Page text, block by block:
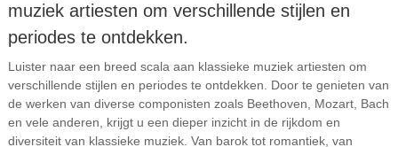
muziek artiesten om verschillende stijlen en
periodes te ontdekken.
Luister naar een breed scala aan klassieke muziek artiesten om
verschillende stijlen en periodes te ontdekken. Door te genieten van
de werken van diverse componisten zoals Beethoven, Mozart, Bach
en vele anderen, krijgt u een dieper inzicht in de rijkdom en
diversiteit van klassieke muziek. Van barok tot romantiek, van